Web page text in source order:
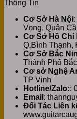
Thông Tin
Cơ Sở Hà Nội
Vọng, Quận
Cơ Sở Hồ Chí
Q.Bình Thạnh,
Cơ Sở Bắc
Thành Phố
Cơ sở Nghệ
TP Vinh
Hotline/Zalo::
Email :
Đối Tác Liên